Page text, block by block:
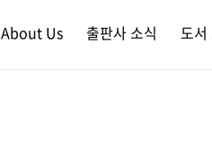
About Us 출판사 소식 도서